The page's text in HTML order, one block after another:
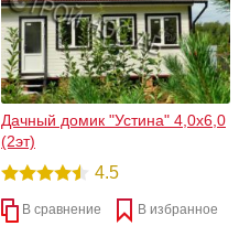
Дачный домик "Устина" 4,0х6,0
(2эт)
4.5
В сравнение В избранное